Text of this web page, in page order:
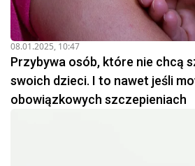
08.01.2025, 10:47
Przybywa osób, które nie chcą
swoich dzieci. I to nawet jeśli
obowiązkowych szczepieniach